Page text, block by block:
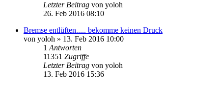
Letzter Beitrag von yoloh
26. Feb 2016 08:10
Bremse entlüften..... bekomme keinen Druck
von yoloh » 13. Feb 2016 10:00
1 Antworten
11351 Zugriffe
Letzter Beitrag von yoloh
13. Feb 2016 15:36